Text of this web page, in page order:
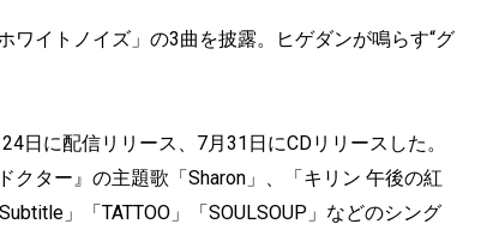
ワイトノイズ」の3曲を披露。ヒゲダンが鳴らす“グ
日に配信リリース、7月31日にCDリリースした。
ター』の主題歌「Sharon」、「キリン 午後の紅
」「TATTOO」「SOULSOUP」などのシング